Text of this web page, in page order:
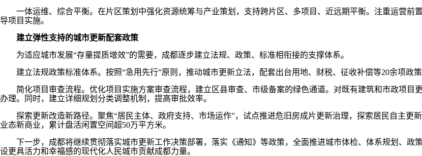
一体运维、综合平衡。在片区策划中强化资源统筹与产业策划，支持跨片区、多项目、近远期平衡。注重运营前
导项目实施。
建立弹性支持的城市更新配套政策
为适应城市发展“存量提质增效”的需要，成都逐步建立法规、政策、标准相衔接的支撑体系。
建立法规政策标准体系。按照“急用先行”原则，推动城市更新立法，配套出台用地、财税、征收补偿等20余项政
简化项目审查流程。优化项目实施方案审查流程，建立区县审查、市级备案的绿色通道。对既有建筑和市政项目
办理。同时，建立详细规划分类调整机制，提高审批效率。
探索更新改造新路径。聚焦“居民主体、政府支持、市场运作”，试点推进危旧房成片更新治理，探索居民自主更
业态新商业，累计盘活闲置空间超50万平方米。
下一步，成都将继续贯彻落实城市更新工作决策部署，落实《通知》等政策，全面推进城市体检、体系规划、政
设更具活力和幸福感的现代化人民城市贡献成都力量。